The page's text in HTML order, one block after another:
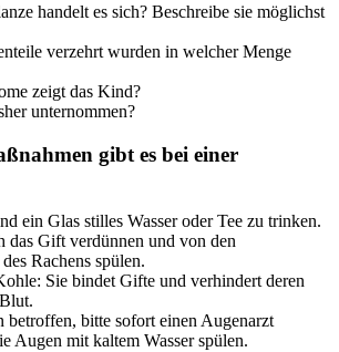
handelt es sich? Beschreibe sie möglichst
verzehrt wurden in welcher Menge
zeigt das Kind?
unternommen?
gibt es bei einer
ein Glas stilles Wasser oder Tee zu trinken.
das Gift verdünnen und von den
Rachens spülen.
Sie bindet Gifte und verhindert deren
betroffen, bitte sofort einen Augenarzt
Augen mit kaltem Wasser spülen.